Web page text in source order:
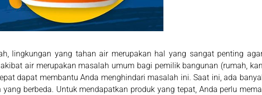
lingkungan yang tahan air merupakan hal yang sangat penting
air merupakan masalah umum bagi pemilik bangunan (rumah,
dapat membantu Anda menghindari masalah ini. Saat ini, ada
berbeda. Untuk mendapatkan produk yang tepat, Anda perlu